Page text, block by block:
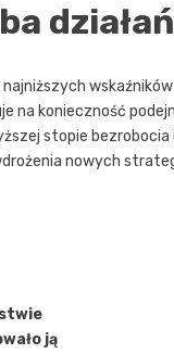
działań
na konieczność
stopie
nowych
ją